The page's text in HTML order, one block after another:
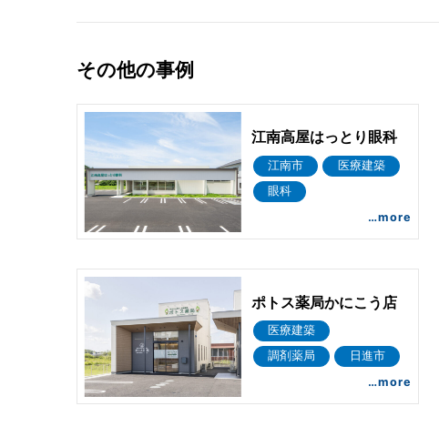
その他の事例
江南高屋はっとり眼科
江南市
医療建築
眼科
…more
ポトス薬局かにこう店
医療建築
調剤薬局
日進市
…more